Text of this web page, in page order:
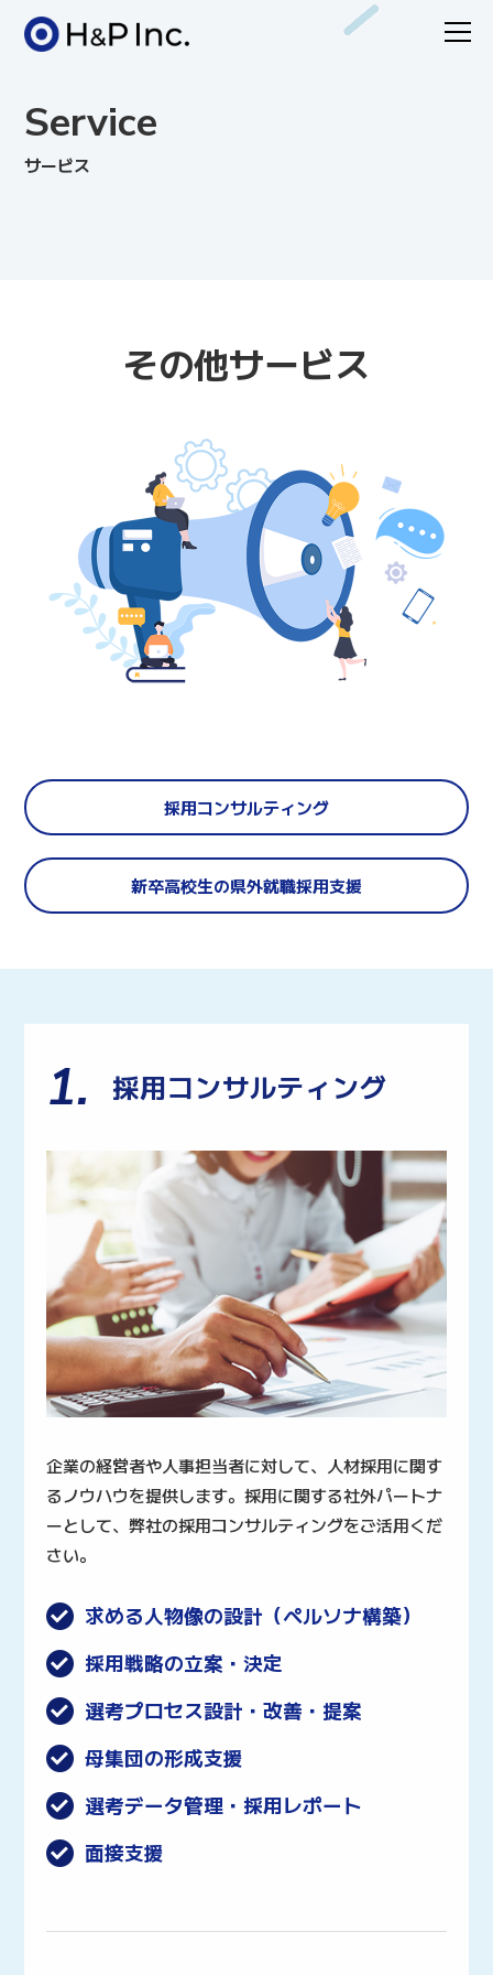
Service
サービス
その他サービス
採用コンサルティング
新卒高校生の県外就職採用支援
1. 採用コンサルティング
企業の経営者や人事担当者に対して、人材採用に関す
るノウハウを提供します。採用に関する社外パートナ
ーとして、弊社の採用コンサルティングをご活用くだ
さい。
求める人物像の設計（ペルソナ構築）
採用戦略の立案・決定
選考プロセス設計・改善・提案
母集団の形成支援
選考データ管理・採用レポート
面接支援